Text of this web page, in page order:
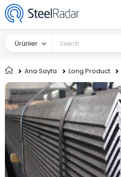
Ürünler
Ana Sayfa Long Product